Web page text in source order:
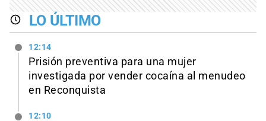
LO ÚLTIMO
12:14
Prisión preventiva para una mujer
investigada por vender cocaína al menudeo
en Reconquista
12:10